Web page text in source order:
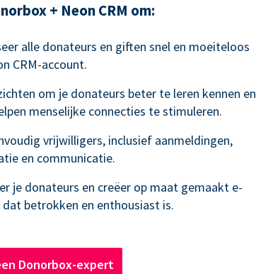
+ Neon CRM om:
alle donateurs en giften snel en moeiteloos
CRM-account.
om je donateurs beter te leren kennen en
menselijke connecties te stimuleren.
vrijwilligers, inclusief aanmeldingen,
en communicatie.
je donateurs en creëer op maat gemaakt e-
betrokken en enthousiast is.
Donorbox-expert